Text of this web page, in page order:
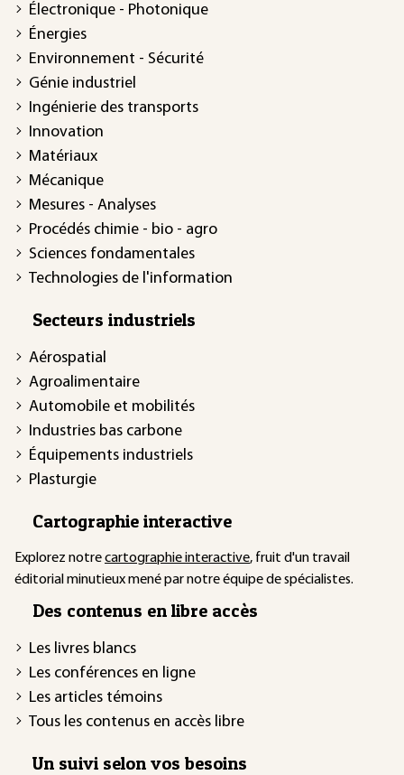
Électronique - Photonique
Énergies
Environnement - Sécurité
Génie industriel
Ingénierie des transports
Innovation
Matériaux
Mécanique
Mesures - Analyses
Procédés chimie - bio - agro
Sciences fondamentales
Technologies de l'information
Secteurs industriels
Aérospatial
Agroalimentaire
Automobile et mobilités
Industries bas carbone
Équipements industriels
Plasturgie
Cartographie interactive
Explorez notrecartographie interactive, fruit d'un travail
éditorial minutieux mené par notre équipe de spécialistes.
Des contenus en libre accès
Les livres blancs
Les conférences en ligne
Les articles témoins
Tous les contenus en accès libre
Un suivi selon vos besoins